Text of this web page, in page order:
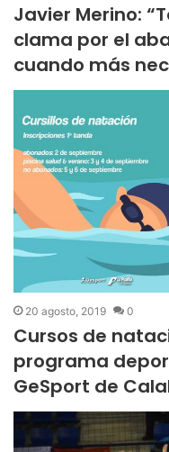
Javier Merino:
clama por el
cuando más
20 agosto, 2019 0
Cursos de
programa
GeSport de